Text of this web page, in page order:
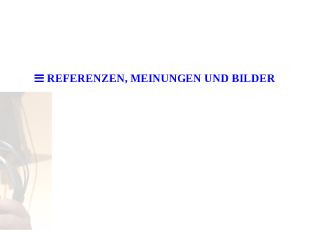
REFERENZEN, MEINUNGEN UND BILDER